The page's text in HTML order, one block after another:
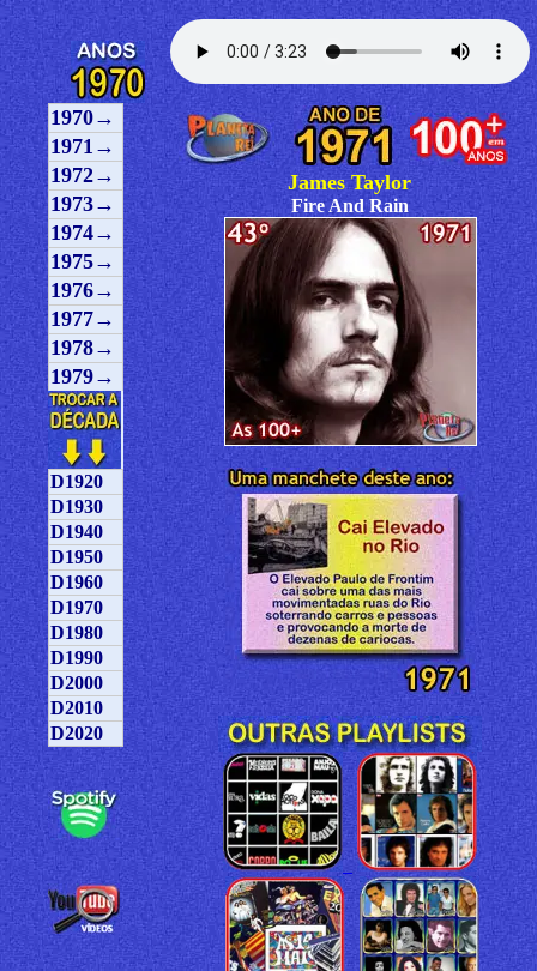
1970→
1971→
1972→
1973→
1974→
1975→
1976→
1977→
1978→
1979→
D1920
D1930
D1940
D1950
D1960
D1970
D1980
D1990
D2000
D2010
D2020
James Taylor
Fire And Rain